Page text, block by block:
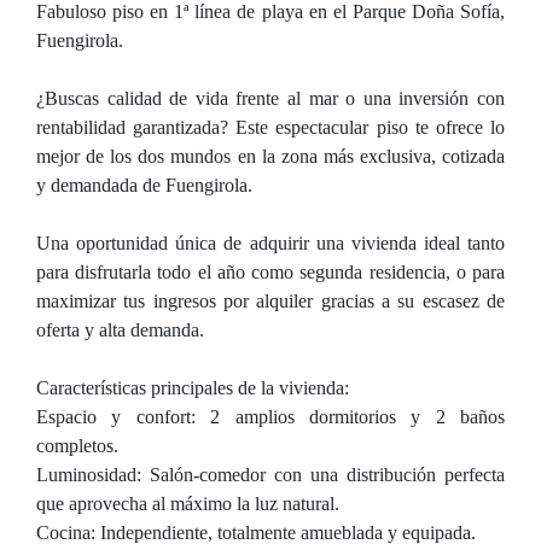
Fabuloso piso en 1ª línea de playa en el Parque Doña Sofía,
Fuengirola.
¿Buscas calidad de vida frente al mar o una inversión con
rentabilidad garantizada? Este espectacular piso te ofrece lo
mejor de los dos mundos en la zona más exclusiva, cotizada
y demandada de Fuengirola.
Una oportunidad única de adquirir una vivienda ideal tanto
para disfrutarla todo el año como segunda residencia, o para
maximizar tus ingresos por alquiler gracias a su escasez de
oferta y alta demanda.
Características principales de la vivienda:
Espacio y confort: 2 amplios dormitorios y 2 baños
completos.
Luminosidad: Salón-comedor con una distribución perfecta
que aprovecha al máximo la luz natural.
Cocina: Independiente, totalmente amueblada y equipada.